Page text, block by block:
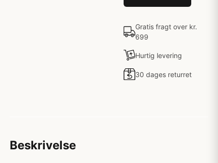
Gratis fragt over kr.
699
Hurtig levering
30 dages returret
Beskrivelse